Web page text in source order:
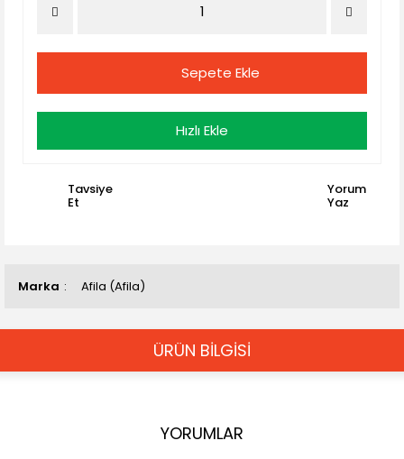
Marka Afila (Afila)
Sepete Ekle
Hızlı Ekle
Tavsiye
Et
Yorum
Yaz
ÜRÜN BİLGİSİ
YORUMLAR